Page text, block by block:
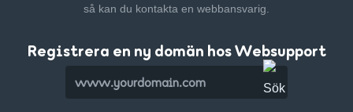
så kan du kontakta en webbansvarig.
Registrera en ny domän hos Websupport